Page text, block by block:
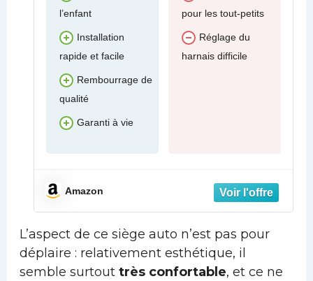
l’enfant
Installation
rapide et facile
Rembourrage de
qualité
Garanti à vie
pour les tout-petits
Réglage du
harnais difficile
Amazon
L’aspect de ce siège auto n’est pas pour
déplaire : relativement esthétique, il
semble surtout très confortable, et ce ne